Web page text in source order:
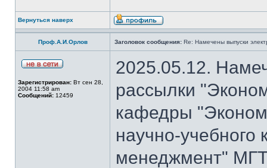
Вернуться наверх
Проф.А.И.Орлов Заголовок сообщения: Re: Намечены выпуски
Зарегистрирован: Вт сен 28,
2004 11:58 am
Сообщений: 12459
2025.05.12.
рассылки
кафедры
научно-
менеджмент"